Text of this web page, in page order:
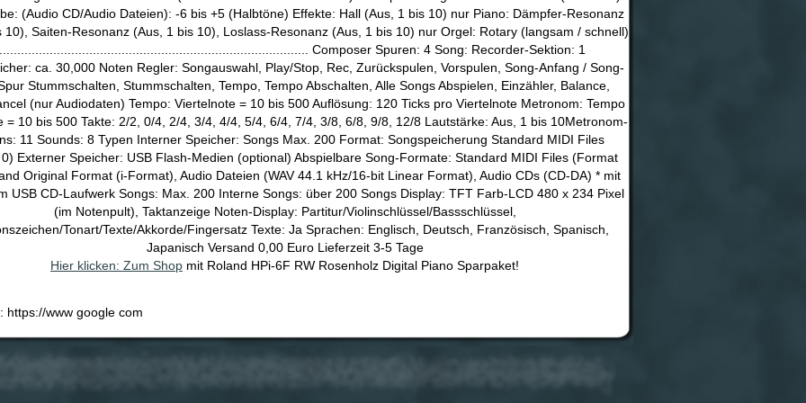
(Audio CD/Audio Dateien): -6 bis +5 (Halbtöne) Effekte: Hall (Aus, 1 bis 10) nur Piano: Dämpfer-Resonanz
10), Saiten-Resonanz (Aus, 1 bis 10), Loslass-Resonanz (Aus, 1 bis 10) nur Orgel: Rotary (langsam / schnell)
Composer Spuren: 4 Song: Recorder-Sektion: 1
ca. 30,000 Noten Regler: Songauswahl, Play/Stop, Rec, Zurückspulen, Vorspulen, Song-Anfang / Song-
Stummschalten, Stummschalten, Tempo, Tempo Abschalten, Alle Songs Abspielen, Einzähler, Balance,
(nur Audiodaten) Tempo: Viertelnote = 10 bis 500 Auflösung: 120 Ticks pro Viertelnote Metronom: Tempo
= 10 bis 500 Takte: 2/2, 0/4, 2/4, 3/4, 4/4, 5/4, 6/4, 7/4, 3/8, 6/8, 9/8, 12/8 Lautstärke: Aus, 1 bis 10Metronom-
11 Sounds: 8 Typen Interner Speicher: Songs Max. 200 Format: Songspeicherung Standard MIDI Files
Externer Speicher: USB Flash-Medien (optional) Abspielbare Song-Formate: Standard MIDI Files (Format
Original Format (i-Format), Audio Dateien (WAV 44.1 kHz/16-bit Linear Format), Audio CDs (CD-DA) * mit
USB CD-Laufwerk Songs: Max. 200 Interne Songs: über 200 Songs Display: TFT Farb-LCD 480 x 234 Pixel
(im Notenpult), Taktanzeige Noten-Display: Partitur/Violinschlüssel/Bassschlüssel,
Tonart/Texte/Akkorde/Fingersatz Texte: Ja Sprachen: Englisch, Deutsch, Französisch, Spanisch,
Japanisch Versand 0,00 Euro Lieferzeit 3-5 Tage
Hier klicken: Zum Shop mit Roland HPi-6F RW Rosenholz Digital Piano Sparpaket!
https://www google com